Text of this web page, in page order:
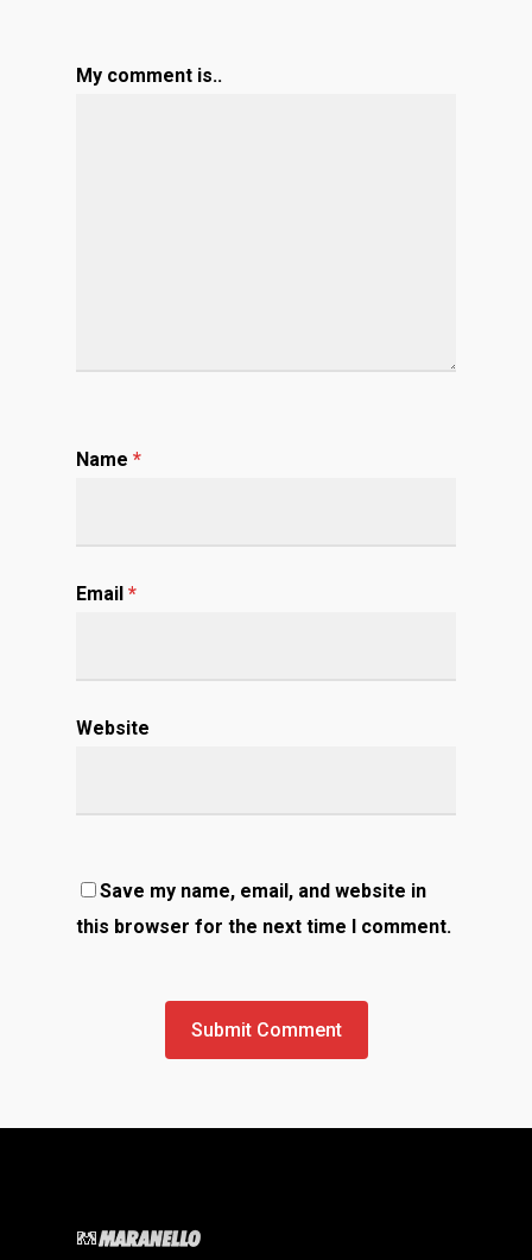
My comment is..
Name *
Email *
Website
Save my name, email, and website in
this browser for the next time I comment.